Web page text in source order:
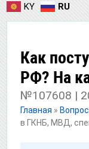
KY RU
Как
РФ? На
№107608 |
Главная »
в ГКНБ, МВД,